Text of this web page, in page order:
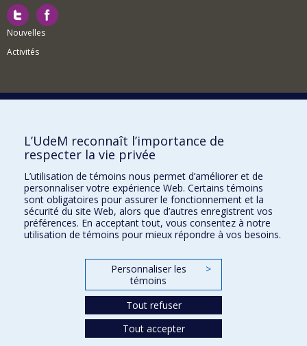
Nouvelles
Activités
Comment soutenir le Département?
BESOIN D'AIDE?
Plan du site
Signaler une erreur
Accessibilité
FACULTÉ DES ARTS ET DES SCIENCES
Nos départements et écoles
L’UdeM reconnaît l’importance de
respecter la vie privée
L’utilisation de témoins nous permet d’améliorer et de
personnaliser votre expérience Web. Certains témoins
sont obligatoires pour assurer le fonctionnement et la
sécurité du site Web, alors que d’autres enregistrent vos
préférences. En acceptant tout, vous consentez à notre
utilisation de témoins pour mieux répondre à vos besoins.
Personnaliser les
témoins
>
Tout refuser
Tout accepter